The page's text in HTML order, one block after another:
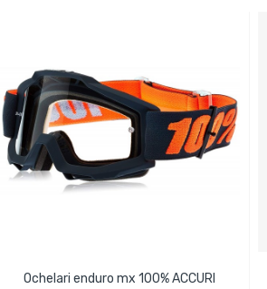
Ochelari enduro mx 100% ACCURI